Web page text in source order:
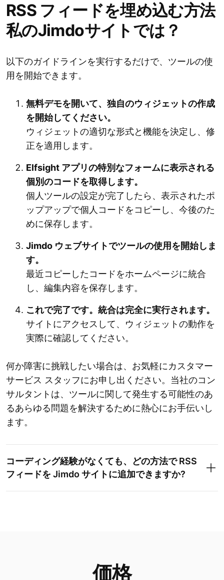
RSS フィードを埋め込む方法
私のJimdoサイトでは？
以下のガイドラインを実行するだけで、ツールの使
用を開始できます。
無料デモを開いて、独自のウィジェットの作成
を開始してください。
ウィジェットの適切な形式と機能を決定し、修
正を適用します。
Elfsight アプリの特別なフォームに表示される
個別のコードを取得します。
個人ツールの設定が完了したら、表示されたポ
ップアップで個人コードをコピーし、今後のた
めに保存します。
Jimdo ウェブサイトでツールの使用を開始しま
す。
最近コピーしたコードをホームページに統合
し、編集内容を保存します。
これで完了です。統合は完全に実行されます。
サイトにアクセスして、ウィジェットの動作を
実際に確認してください。
何か障害に挑戦したい場合は、お気軽にカスタマー
サービス スタッフにお申し出ください。当社のコン
サルタントは、ツールに関して発生する可能性のあ
るあらゆる問題を解決するために熱心にお手伝いし
ます。
コーディング経験がなくても、どの方法で RSS
フィードを Jimdo サイトに追加できますか?
価格